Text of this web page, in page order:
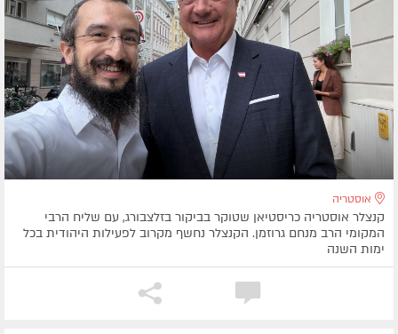
אוסטריה
קנצלר אוסטריה כריסטיאן שטוקר בביקור בזלצבורג, עם שליח הרבי
המקומי הרב מנחם גרוזמן. הקנצלר נחשף מקרוב לפעילות היהודית בכל
ימות השנה